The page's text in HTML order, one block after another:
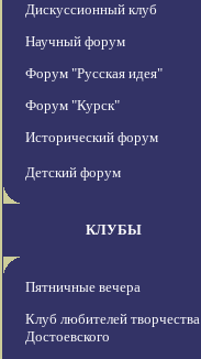
Дискуссионный клуб
Научный форум
Форум "Русская идея"
Форум "Курск"
Исторический форум
Детский форум
КЛУБЫ
Пятничные вечера
Клуб любителей творчества
Достоевского